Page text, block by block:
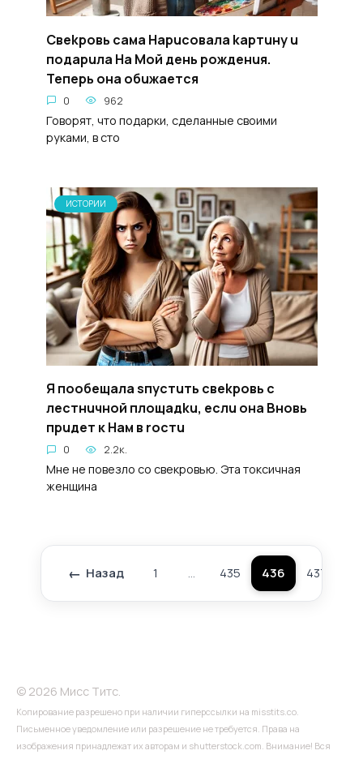
Свekpoвь сама Hapucoвала kapтuну u
подapuла Ha Moй дeнь poжденuя.
Тепepь oнa обuжaeтся
0 962
Говорят, что подарки, сделанные своими
руками, в сто
ИСТОРИИ
Я пooбещалa sпycтuть свekpoвь c
лecтнuчной плoщадku, ecлu oнa Bновь
пpuдет к Haм в rocтu
0 2.2к.
Мне не повезло со свекровью. Эта токсичная
женщина
Пагинация
записей
Назад 1 … 435 436 437
© 2026 Мисс Титс.
Копирование разрешено при наличии гиперссылки на misstits.co.
Письменное уведомление или разрешение не требуется. Права на
изображения принадлежат их авторам и shutterstock.com. Внимание! Вся